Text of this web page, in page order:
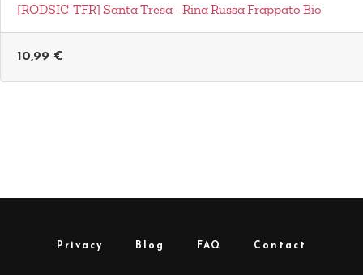
[RODSIC-TFR] Santa Tresa - Rina Russa Frappato Bio
10,99 €
Privacy Blog FAQ Contact